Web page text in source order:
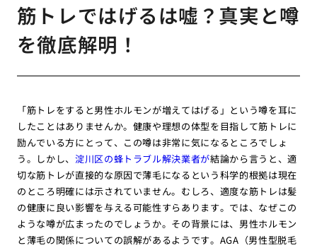
筋トレではげるは嘘？真実と噂
を徹底解明！
「筋トレをすると男性ホルモンが増えてはげる」という噂を耳に
したことはありませんか。健康や理想の体型を目指して筋トレに
励んでいる方にとって、この噂は非常に気になるところでしょ
う。しかし、 淀川区の蜂トラブル解決業者が結論から言うと、適
切な筋トレが直接的な原因で薄毛になるという科学的根拠は現在
のところ明確には示されていません。むしろ、適度な筋トレは髪
の健康に良い影響を与える可能性すらあります。では、なぜこの
ような噂が広まったのでしょうか。その背景には、男性ホルモン
と薄毛の関係についての誤解があるようです。AGA（男性型脱毛